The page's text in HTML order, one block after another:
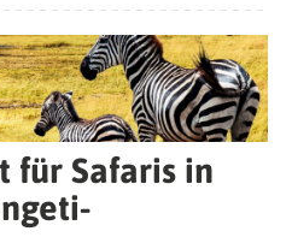
für Safaris in